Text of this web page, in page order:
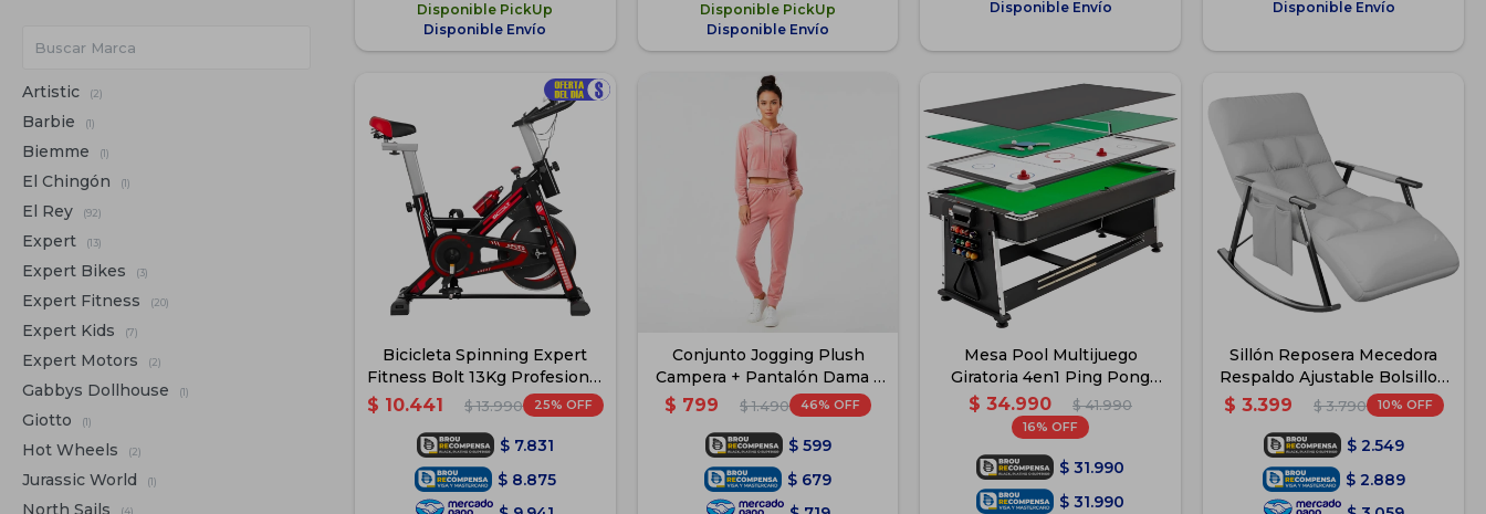
Disponible PickUp
Disponible Envío
Disponible PickUp
Disponible Envío
Disponible Envío
Disponible Envío
Bicicleta Spinning Expert
Fitness Bolt 13Kg Profesional
Regulable - 2
$ 10.441 $ 13.990 25
$ 7.831
$ 8.875
Conjunto Jogging Plush
Campera + Pantalón Dama -
Rosa
$ 799 $ 1.490 46
$ 599
$ 679
Mesa Pool Multijuego
Giratoria 4en1 Ping Pong
Hockey
$ 34.990 $ 41.990
16
$ 31.990
$ 31.990
Sillón Reposera Mecedora
Respaldo Ajustable Bolsillo -
Gris
$ 3.399 $ 3.790 10
$ 2.549
$ 2.889
Artistic (2)
Barbie (1)
Biemme (1)
El Chingón (1)
El Rey (92)
Expert (13)
Expert Bikes (3)
Expert Fitness (20)
Expert Kids (7)
Expert Motors (2)
Gabbys Dollhouse (1)
Giotto (1)
Hot Wheels (2)
Jurassic World (1)
North Sails (4)